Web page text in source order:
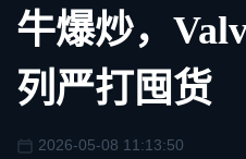
牛爆炒，
列严打囤货
2026-05-08 11:13:50